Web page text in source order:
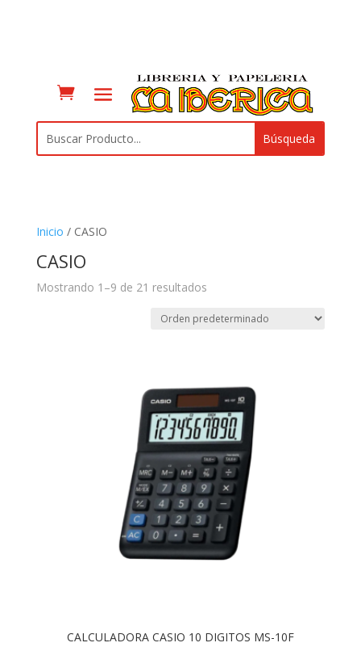
Inicio / CASIO
CASIO
Mostrando 1–9 de 21 resultados
CALCULADORA CASIO 10 DIGITOS MS-10F